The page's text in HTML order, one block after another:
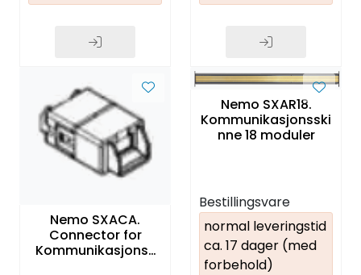
Nemo SXACA.
Connector for
Kommunikasjons-
Nemo SXAR18.
Kommunikasjonsski
nne 18 moduler
Bestillingsvare
normal leveringstid
ca. 17 dager (med
forbehold)